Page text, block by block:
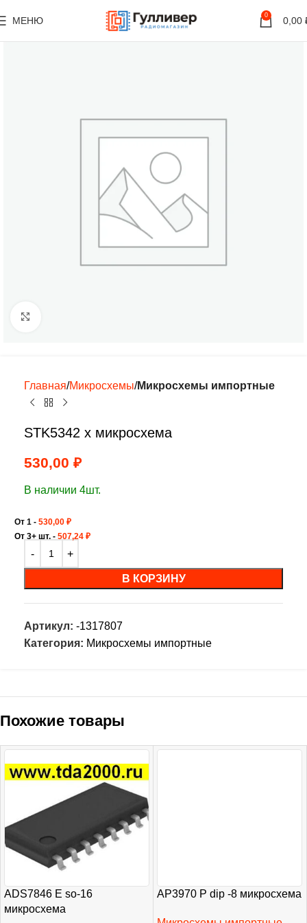
МЕНЮ 0 0,00
Главная Микросхемы Микросхемы импортные
STK5342 х микросхема
530,00 ₽
В наличии 4шт.
От 1 - 530,00 ₽
От 3+ шт. - 507,24 ₽
В КОРЗИНУ
Артикул: -1317807
Категория: Микросхемы импортные
Похожие товары
ADS7846 E so-16
микросхема
AP3970 P dip -8 микросхема